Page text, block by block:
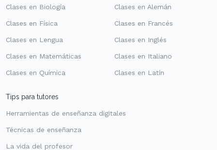
Clases en Biología
Clases en Física
Clases en Lengua
Clases en Matemáticas
Clases en Química
Clases en Alemán
Clases en Francés
Clases en Inglés
Clases en Italiano
Clases en Latín
Tips para tutores
Herramientas de enseñanza digitales
Técnicas de enseñanza
La vida del profesor